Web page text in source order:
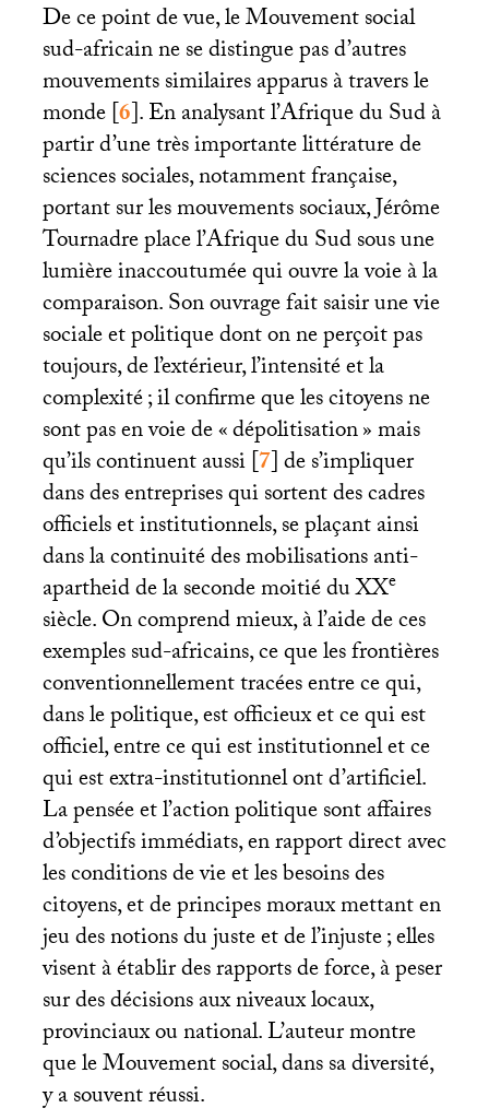
De ce point de vue, le Mouvement social
sud-africain ne se distingue pas d’autres
mouvements similaires apparus à travers le
monde[6]. En analysant l’Afrique du Sud à
partir d’une très importante littérature de
sciences sociales, notamment française,
portant sur les mouvements sociaux, Jérôme
Tournadre place l’Afrique du Sud sous une
lumière inaccoutumée qui ouvre la voie à la
comparaison. Son ouvrage fait saisir une vie
sociale et politique dont on ne perçoit pas
toujours, de l’extérieur, l’intensité et la
complexité; il confirme que les citoyens ne
sont pas en voie de «dépolitisation» mais
qu’ils continuent aussi[7]de s’impliquer
dans des entreprises qui sortent des cadres
officiels et institutionnels, se plaçant ainsi
dans la continuité des mobilisations anti-
apartheid de la seconde moitié duXXe
siècle. On comprend mieux, à l’aide de ces
exemples sud-africains, ce que les frontières
conventionnellement tracées entre ce qui,
dans le politique, est officieux et ce qui est
officiel, entre ce qui est institutionnel et ce
qui est extra-institutionnel ont d’artificiel.
La pensée et l’action politique sont affaires
d’objectifs immédiats, en rapport direct avec
les conditions de vie et les besoins des
citoyens, et de principes moraux mettant en
jeu des notions du juste et de l’injuste; elles
visent à établir des rapports de force, à peser
sur des décisions aux niveaux locaux,
provinciaux ou national. L’auteur montre
que le Mouvement social, dans sa diversité,
y a souvent réussi.